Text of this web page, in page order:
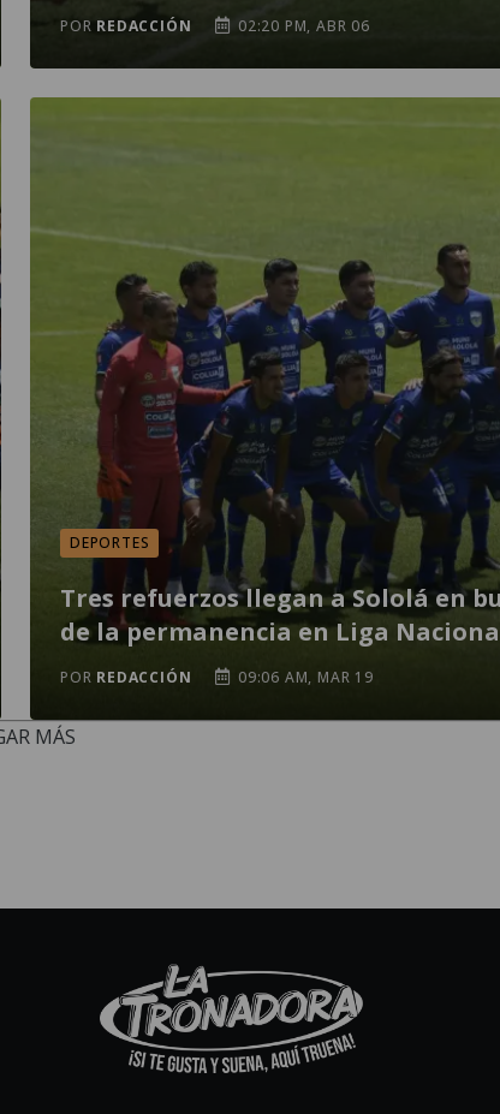
POR REDACCIÓN 02:20 PM, ABR 06
DEPORTES
Tres refuerzos llegan a Sololá en
de la permanencia en Liga
POR REDACCIÓN 09:06 AM, MAR 19
MÁS